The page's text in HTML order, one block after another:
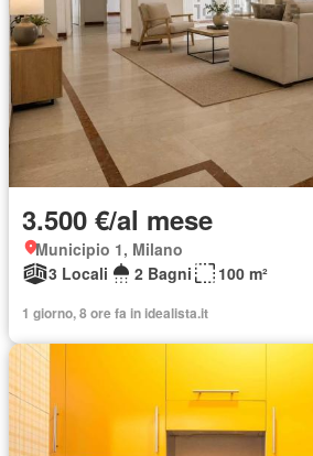
3.500 €/al mese
Municipio 1, Milano
3 Locali
2 Bagni 100 m²
1 giorno, 8 ore fa in idealista.it